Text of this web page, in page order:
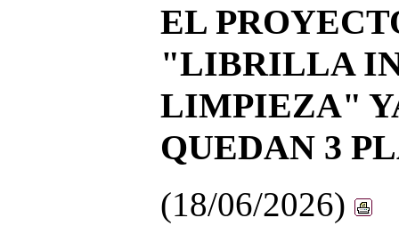
EL
"LIBRILLA
LIMPIEZA"
QUEDAN 3
(18/06/2026)